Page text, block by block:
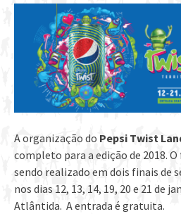
A organização do Pepsi Twist
completo para a edição de 2018.
sendo realizado em dois finais de
nos dias 12, 13, 14, 19, 20 e 21 de
Atlântida. A entrada é gratuita.